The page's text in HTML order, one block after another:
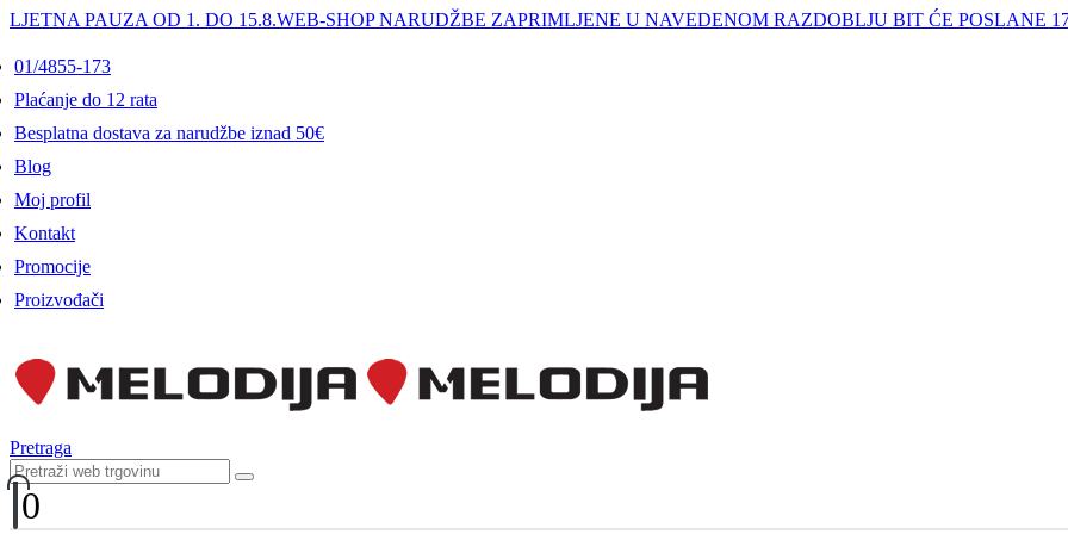
LJETNA PAUZA OD 1. DO 15.8.WEB-SHOP NARUDŽBE ZAPRIMLJENE U NAVEDENOM RAZDOBLJU BIT ĆE POSLANE
01/4855-173
Plaćanje do 12 rata
Besplatna dostava za narudžbe iznad 50€
Blog
Moj profil
Kontakt
Promocije
Proizvođači
Pretraga
0